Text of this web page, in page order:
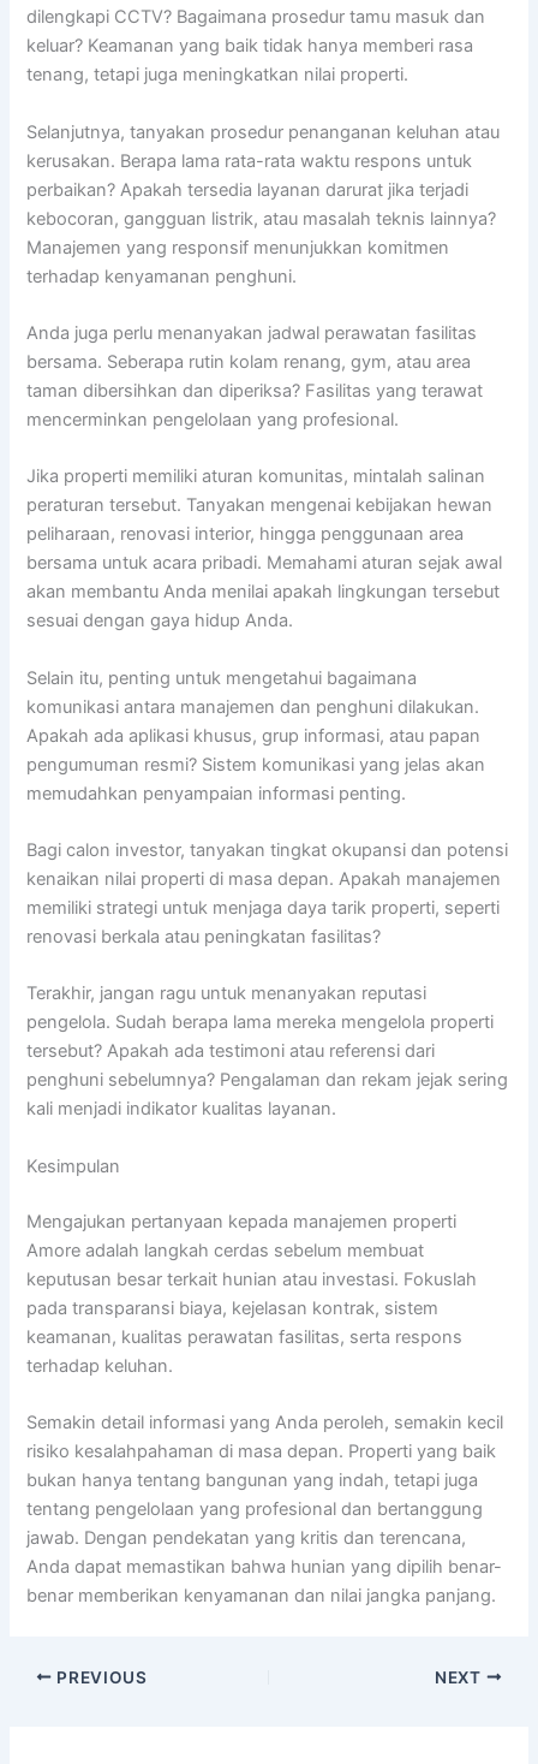
dilengkapi CCTV? Bagaimana prosedur tamu masuk dan
keluar? Keamanan yang baik tidak hanya memberi rasa
tenang, tetapi juga meningkatkan nilai properti.
Selanjutnya, tanyakan prosedur penanganan keluhan atau
kerusakan. Berapa lama rata-rata waktu respons untuk
perbaikan? Apakah tersedia layanan darurat jika terjadi
kebocoran, gangguan listrik, atau masalah teknis lainnya?
Manajemen yang responsif menunjukkan komitmen
terhadap kenyamanan penghuni.
Anda juga perlu menanyakan jadwal perawatan fasilitas
bersama. Seberapa rutin kolam renang, gym, atau area
taman dibersihkan dan diperiksa? Fasilitas yang terawat
mencerminkan pengelolaan yang profesional.
Jika properti memiliki aturan komunitas, mintalah salinan
peraturan tersebut. Tanyakan mengenai kebijakan hewan
peliharaan, renovasi interior, hingga penggunaan area
bersama untuk acara pribadi. Memahami aturan sejak awal
akan membantu Anda menilai apakah lingkungan tersebut
sesuai dengan gaya hidup Anda.
Selain itu, penting untuk mengetahui bagaimana
komunikasi antara manajemen dan penghuni dilakukan.
Apakah ada aplikasi khusus, grup informasi, atau papan
pengumuman resmi? Sistem komunikasi yang jelas akan
memudahkan penyampaian informasi penting.
Bagi calon investor, tanyakan tingkat okupansi dan potensi
kenaikan nilai properti di masa depan. Apakah manajemen
memiliki strategi untuk menjaga daya tarik properti, seperti
renovasi berkala atau peningkatan fasilitas?
Terakhir, jangan ragu untuk menanyakan reputasi
pengelola. Sudah berapa lama mereka mengelola properti
tersebut? Apakah ada testimoni atau referensi dari
penghuni sebelumnya? Pengalaman dan rekam jejak sering
kali menjadi indikator kualitas layanan.
Kesimpulan
Mengajukan pertanyaan kepada manajemen properti
Amore adalah langkah cerdas sebelum membuat
keputusan besar terkait hunian atau investasi. Fokuslah
pada transparansi biaya, kejelasan kontrak, sistem
keamanan, kualitas perawatan fasilitas, serta respons
terhadap keluhan.
Semakin detail informasi yang Anda peroleh, semakin kecil
risiko kesalahpahaman di masa depan. Properti yang baik
bukan hanya tentang bangunan yang indah, tetapi juga
tentang pengelolaan yang profesional dan bertanggung
jawab. Dengan pendekatan yang kritis dan terencana,
Anda dapat memastikan bahwa hunian yang dipilih benar-
benar memberikan kenyamanan dan nilai jangka panjang.
PREVIOUS NEXT